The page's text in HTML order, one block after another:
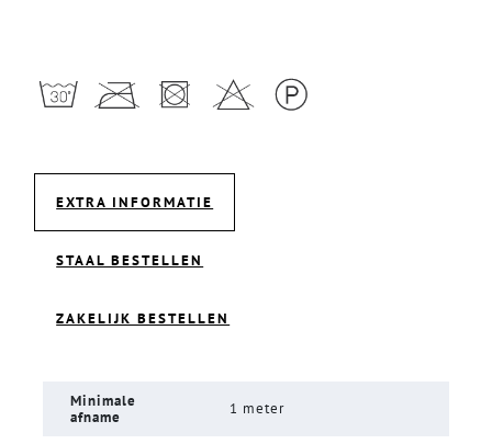
EXTRA INFORMATIE
STAAL BESTELLEN
ZAKELIJK BESTELLEN
Minimale
afname
1 meter